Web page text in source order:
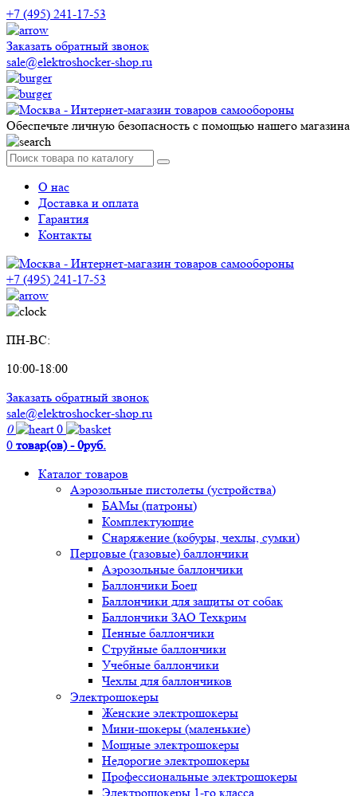
+7 (495) 241-17-53
Заказать обратный звонок
sale@elektroshocker-shop.ru
Обеспечьте личную безопасность с помощью нашего магазина
О нас
Доставка и оплата
Гарантия
Контакты
+7 (495) 241-17-53
ПН-ВС:
10:00-18:00
Заказать обратный звонок
sale@elektroshocker-shop.ru
0
0
0 товар(ов) - 0руб.
Каталог товаров
Аэрозольные пистолеты (устройства)
БАМы (патроны)
Комплектующие
Снаряжение (кобуры, чехлы, сумки)
Перцовые (газовые) баллончики
Аэрозольные баллончики
Баллончики Боец
Баллончики для защиты от собак
Баллончики ЗАО Техкрим
Пенные баллончики
Струйные баллончики
Учебные баллончики
Чехлы для баллончиков
Электрошокеры
Женские электрошокеры
Мини-шокеры (маленькие)
Мощные электрошокеры
Недорогие электрошокеры
Профессиональные электрошокеры
Электрошокеры 1-го класса